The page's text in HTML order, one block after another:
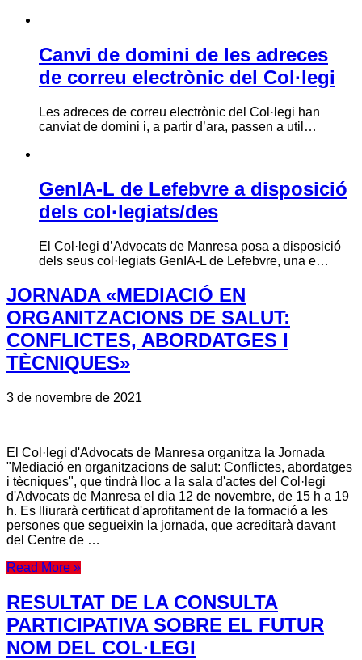
Canvi de domini de les adreces
de correu electrònic del Col·legi
Les adreces de correu electrònic del Col·legi han
canviat de domini i, a partir d’ara, passen a util…
GenIA-L de Lefebvre a disposició
dels col·legiats/des
El Col·legi d’Advocats de Manresa posa a disposició
dels seus col·legiats GenIA-L de Lefebvre, una e…
JORNADA «MEDIACIÓ EN
ORGANITZACIONS DE SALUT:
CONFLICTES, ABORDATGES I
TÈCNIQUES»
3 de novembre de 2021
El Col·legi d'Advocats de Manresa organitza la Jornada
"Mediació en organitzacions de salut: Conflictes, abordatges
i tècniques", que tindrà lloc a la sala d'actes del Col·legi
d'Advocats de Manresa el dia 12 de novembre, de 15 h a 19
h. Es lliurarà certificat d'aprofitament de la formació a les
persones que segueixin la jornada, que acreditarà davant
del Centre de …
Read More »
RESULTAT DE LA CONSULTA
PARTICIPATIVA SOBRE EL FUTUR
NOM DEL COL·LEGI